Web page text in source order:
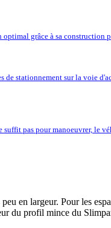
grâce à sa construction
stationnement sur la voie
pas pour manoeuvrer, le
en largeur. Pour les
du profil mince du